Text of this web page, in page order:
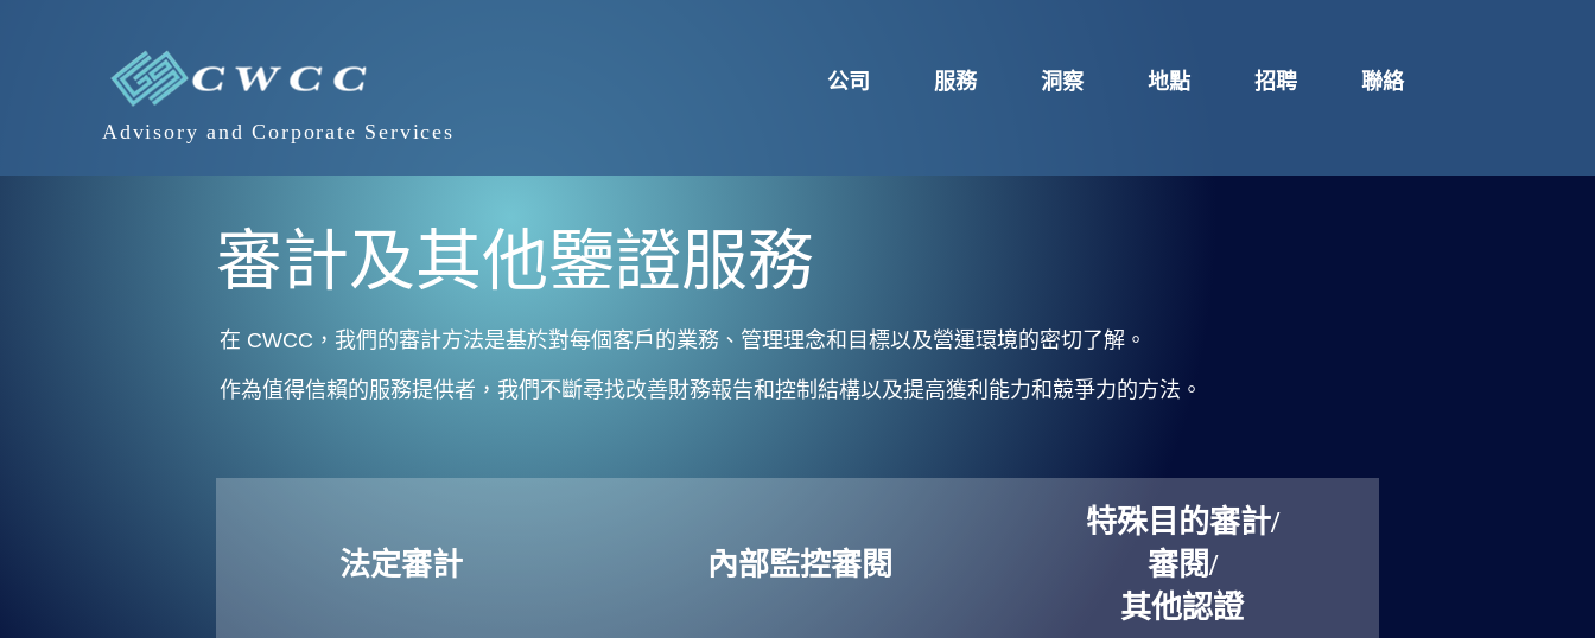
Advisory and Corporate Services
公司 服務 洞察 地點 招聘 聯絡
審計及其他鑒證服務
在 CWCC，我們的審計方法是基於對每個客戶的業務、管理理念和目標以及營運環境的密切了解。
作為值得信賴的服務提供者，我們不斷尋找改善財務報告和控制結構以及提高獲利能力和競爭力的方法。
法定審計 內部監控審閱
特殊目的審計/
審閱/
其他認證